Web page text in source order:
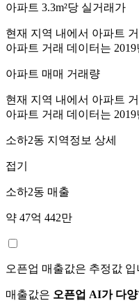
아파트 3.3m²당 실거래가
현재 지역 내에서 아파트
아파트 거래 데이터는
아파트 매매 거래량
현재 지역 내에서 아파트
아파트 거래 데이터는
소하2동 지역정보 상세
접기
소하2동 매출
약 47억 442만
오픈업 매출값은 추정값 입
매출값은 오픈업 AI가 다